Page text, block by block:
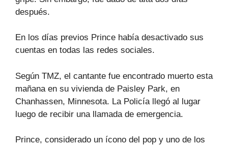
después.
En los días previos Prince había desactivado sus
cuentas en todas las redes sociales.
Según TMZ, el cantante fue encontrado muerto esta
mañana en su vivienda de Paisley Park, en
Chanhassen, Minnesota. La Policía llegó al lugar
luego de recibir una llamada de emergencia.
Prince, considerado un ícono del pop y uno de los